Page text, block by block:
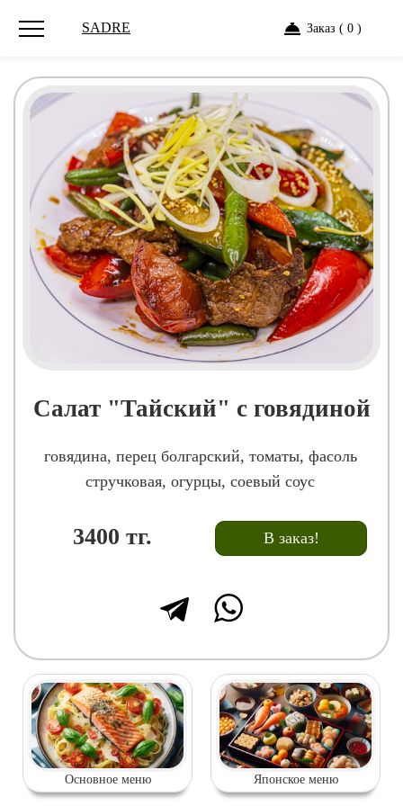
SADRE Заказ ( 0 )
Салат "Тайский" с говядиной
говядина, перец болгарский, томаты, фасоль
стручковая, огурцы, соевый соус
3400 тг. В заказ!
Основное меню Японское меню